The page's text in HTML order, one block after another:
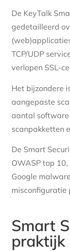
De KeyTalk
gedetailleerd
TCP/UDP
verlopen SSL-
Het bijzondere
aangepaste
aantal
scanpakketten
De Smart
OWASP top
Google
misconfiguratie
Smart
praktijk